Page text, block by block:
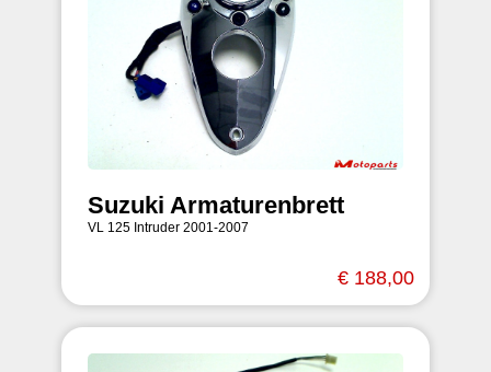
Suzuki Armaturenbrett
VL 125 Intruder 2001-2007
€ 188,00